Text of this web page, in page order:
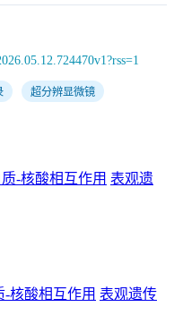
超分辨显微镜
-核酸相互作用 表观遗
-核酸相互作用 表观遗传